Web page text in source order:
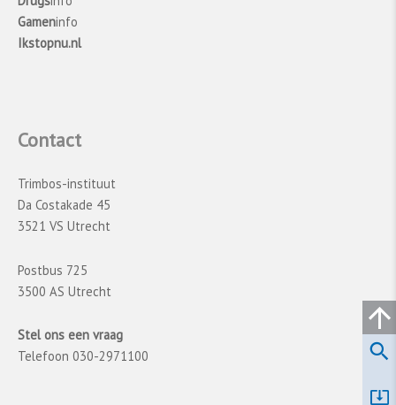
Gameninfo
Ikstopnu.nl
Contact
Trimbos-instituut
Da Costakade 45
3521 VS Utrecht
Postbus 725
3500 AS Utrecht
Stel ons een vraag
Telefoon 030-2971100